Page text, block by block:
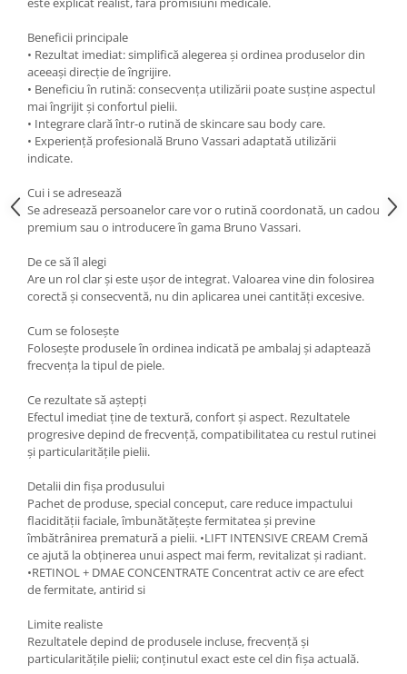
Beneficii principale
• Rezultat imediat: simplifică alegerea și ordinea produselor din
aceeași direcție de îngrijire.
• Beneficiu în rutină: consecvența utilizării poate susține aspectul
mai îngrijit și confortul pielii.
• Integrare clară într-o rutină de skincare sau body care.
• Experiență profesională Bruno Vassari adaptată utilizării
indicate.
Cui i se adresează
Se adresează persoanelor care vor o rutină coordonată, un cadou
premium sau o introducere în gama Bruno Vassari.
De ce să îl alegi
Are un rol clar și este ușor de integrat. Valoarea vine din folosirea
corectă și consecventă, nu din aplicarea unei cantități excesive.
Cum se folosește
Folosește produsele în ordinea indicată pe ambalaj și adaptează
frecvența la tipul de piele.
Ce rezultate să aștepți
Efectul imediat ține de textură, confort și aspect. Rezultatele
progresive depind de frecvență, compatibilitatea cu restul rutinei
și particularitățile pielii.
Detalii din fișa produsului
Pachet de produse, special conceput, care reduce impactului
flacidității faciale, îmbunătățește fermitatea și previne
îmbătrânirea prematură a pielii. •LIFT INTENSIVE CREAM Cremă
ce ajută la obținerea unui aspect mai ferm, revitalizat și radiant.
•RETINOL + DMAE CONCENTRATE Concentrat activ ce are efect
de fermitate, antirid si
Limite realiste
Rezultatele depind de produsele incluse, frecvență și
particularitățile pielii; conținutul exact este cel din fișa actuală.